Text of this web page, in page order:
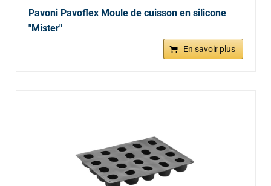
Pavoni Pavoflex Moule de cuisson en silicone
"Mister"
En savoir plus